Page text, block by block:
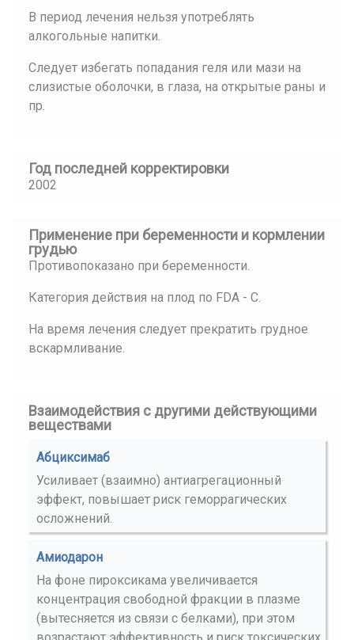
В период лечения нельзя употреблять
алкогольные напитки.
Следует избегать попадания геля или мази на
слизистые оболочки, в глаза, на открытые раны и
пр.
Год последней корректировки
2002
Применение при беременности и кормлении
грудью
Противопоказано при беременности.
Категория действия на плод по FDA - C.
На время лечения следует прекратить грудное
вскармливание.
Взаимодействия с другими действующими
веществами
Абциксимаб
Усиливает (взаимно) антиагрегационный
эффект, повышает риск геморрагических
осложнений.
Амиодарон
На фоне пироксикама увеличивается
концентрация свободной фракции в плазме
(вытесняется из связи с белками), при этом